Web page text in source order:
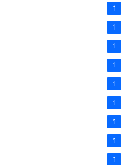
1
1
1
1
1
1
1
1
1